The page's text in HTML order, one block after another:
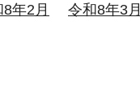
年2月 令和8年3月